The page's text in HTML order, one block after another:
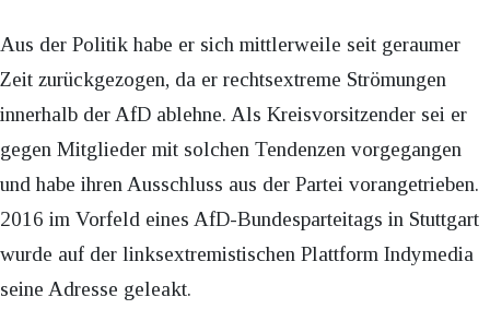
Aus der Politik habe er sich mittlerweile seit geraumer
Zeit zurückgezogen, da er rechtsextreme Strömungen
innerhalb der AfD ablehne. Als Kreisvorsitzender sei er
gegen Mitglieder mit solchen Tendenzen vorgegangen
und habe ihren Ausschluss aus der Partei vorangetrieben.
2016 im Vorfeld eines AfD-Bundesparteitags in Stuttgart
wurde auf der linksextremistischen Plattform Indymedia
seine Adresse geleakt.